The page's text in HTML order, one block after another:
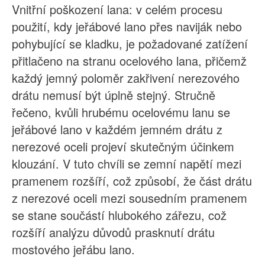
Vnitřní poškození lana: v celém procesu
použití, kdy jeřábové lano přes naviják nebo
pohybující se kladku, je požadované zatížení
přitlačeno na stranu ocelového lana, přičemž
každý jemný poloměr zakřivení nerezového
drátu nemusí být úplně stejný. Stručně
řečeno, kvůli hrubému ocelovému lanu se
jeřábové lano v každém jemném drátu z
nerezové oceli projeví skutečným účinkem
klouzání. V tuto chvíli se zemní napětí mezi
pramenem rozšíří, což způsobí, že část drátu
z nerezové oceli mezi sousedním pramenem
se stane součástí hlubokého zářezu, což
rozšíří analýzu důvodů prasknutí drátu
mostového jeřábu lano.